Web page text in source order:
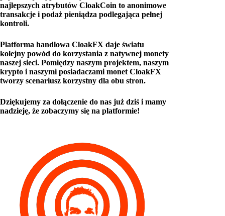
najlepszych atrybutów CloakCoin to anonimowe
transakcje i podaż pieniądza podlegająca pełnej
kontroli.
Platforma handlowa CloakFX daje światu
kolejny powód do korzystania z natywnej monety
naszej sieci. Pomiędzy naszym projektem, naszym
krypto i naszymi posiadaczami monet CloakFX
tworzy scenariusz korzystny dla obu stron.
Dziękujemy za dołączenie do nas już dziś i mamy
nadzieję, że zobaczymy się na platformie!